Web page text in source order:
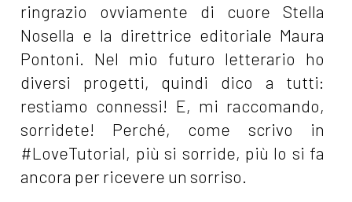
ringrazio ovviamente di cuore Stella
Nosella e la direttrice editoriale Maura
Pontoni. Nel mio futuro letterario ho
diversi progetti, quindi dico a tutti:
restiamo connessi! E, mi raccomando,
sorridete! Perché, come scrivo in
#LoveTutorial, più si sorride, più lo si fa
ancora per ricevere un sorriso.